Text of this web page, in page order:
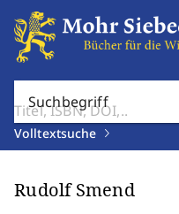
Suchbegriff
Volltextsuche
Rudolf Smend